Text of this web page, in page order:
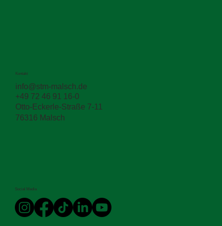
Zwischen den Schichten entscheidet sich
die Haltbarkeit
Kontakt
info@stm-malsch.de
+49 72 46 91 16-0
Otto-Eckerle-Straße 7-11
76316 Malsch
Social Media